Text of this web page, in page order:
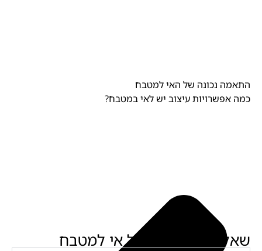
התאמה נכונה של האי למטבח
כמה אפשרויות עיצוב יש לאי במטבח?
שאלות ותשובות על אי למטבח